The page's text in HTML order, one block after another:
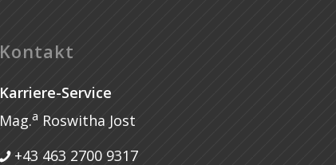
Kontakt
Karriere-Service
Mag.a Roswitha Jost
+43 463 2700 9317